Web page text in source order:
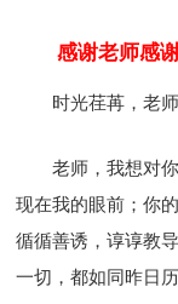
感谢老师感谢
时光荏苒，老
老师，我想对
现在我的眼前；你
循循善诱，谆谆教
一切，都如同昨日历